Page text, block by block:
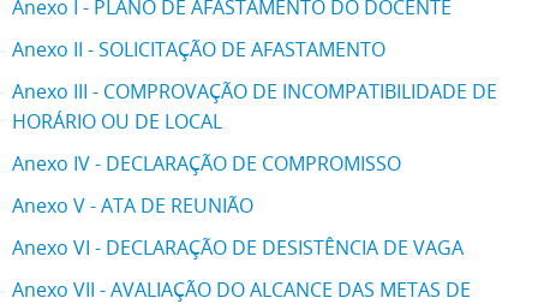
Anexo I - PLANO DE AFASTAMENTO DO DOCENTE
Anexo II - SOLICITAÇÃO DE AFASTAMENTO
Anexo III - COMPROVAÇÃO DE INCOMPATIBILIDADE DE
HORÁRIO OU DE LOCAL
Anexo IV - DECLARAÇÃO DE COMPROMISSO
Anexo V - ATA DE REUNIÃO
Anexo VI - DECLARAÇÃO DE DESISTÊNCIA DE VAGA
Anexo VII - AVALIAÇÃO DO ALCANCE DAS METAS DE